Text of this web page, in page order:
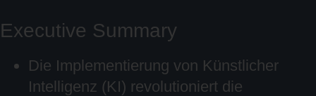
Executive Summary
Die Implementierung von Künstlicher
Intelligenz (KI) revolutioniert die